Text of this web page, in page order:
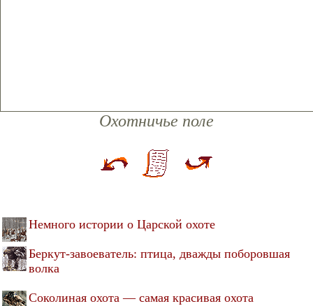
Охотничье поле
Немного истории о Царской охоте
Беркут-завоеватель: птица, дважды поборовшая
волка
Соколиная охота — самая красивая охота